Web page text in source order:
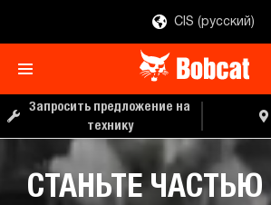
CIS (русский)
Запросить предложение на
технику
СТАНЬТЕ ЧАСТЬЮ